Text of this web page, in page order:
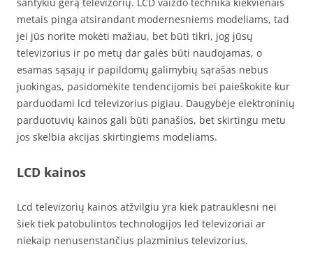
metais pinga atsirandant modernesniems modeliams, tad
jei jūs norite mokėti mažiau, bet būti tikri, jog jūsų
televizorius ir po metų dar galės būti naudojamas, o
esamas sąsajų ir papildomų galimybių sąrašas nebus
juokingas, pasidomėkite tendencijomis bei paieškokite kur
parduodami lcd televizorius pigiau. Daugybėje elektroninių
parduotuvių kainos gali būti panašios, bet skirtingu metu
jos skelbia akcijas skirtingiems modeliams.
LCD kainos
Lcd televizorių kainos atžvilgiu yra kiek patrauklesni nei
šiek tiek patobulintos technologijos led televizoriai ar
niekaip nenusenstančius plazminius televizorius.